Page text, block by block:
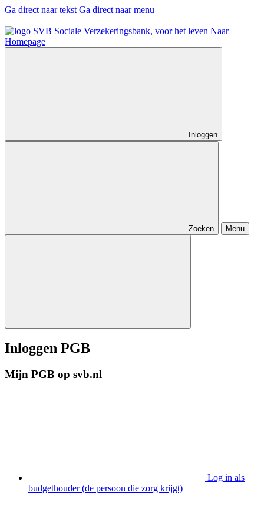
Ga direct naar tekst Ga direct naar menu
Naar
Homepage
Inloggen
Zoeken Menu
Inloggen PGB
Mijn PGB op svb.nl
Log in als
budgethouder (de persoon die zorg krijgt)